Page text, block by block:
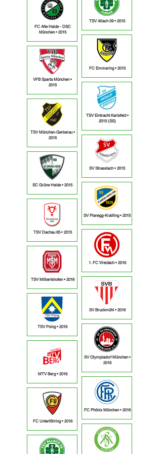
FC Alte Haide - DSC
München • 2015
VFB Sparta München •
2015
TSV München-Gerberau •
2015
SC Grüne Heide • 2015
TSV Dachau 65 • 2015
TSV Milbertshofen • 2016
TSV Poing • 2016
MTV Berg • 2016
FC Unterföhring • 2016
TSV Allach 09 • 2015
FC Emmering • 2015
TSV Eintracht Karlsfeld •
2015 (SS)
SV Strasslach • 2015
SV Planegg-Krailling • 2015
1. FC Weidach • 2016
SV Bruckmühl • 2016
SV Olympiadorf München •
2016
FC Phönix München • 2016